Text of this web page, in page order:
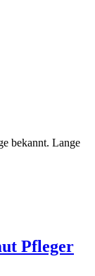
bekannt. Lange
Pfleger